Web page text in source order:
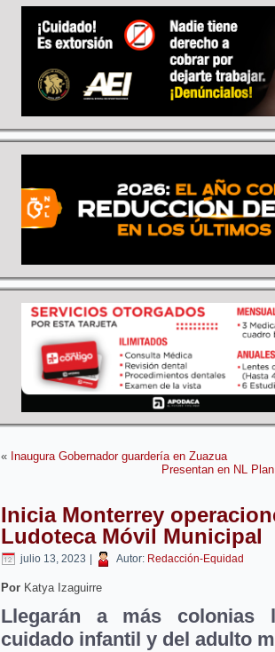
« Inaugura Gobernador guardería en Zuazua
Presentan en NL
Inicia Monterrey
Ludoteca Móvil Municipal
julio 13, 2023 Autor: Redacción-Equidad
Por Katya Izaguirre
Llegarán a más colonias
cuidado infantil y del adulto